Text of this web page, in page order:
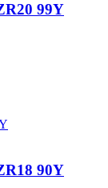
99Y
90Y